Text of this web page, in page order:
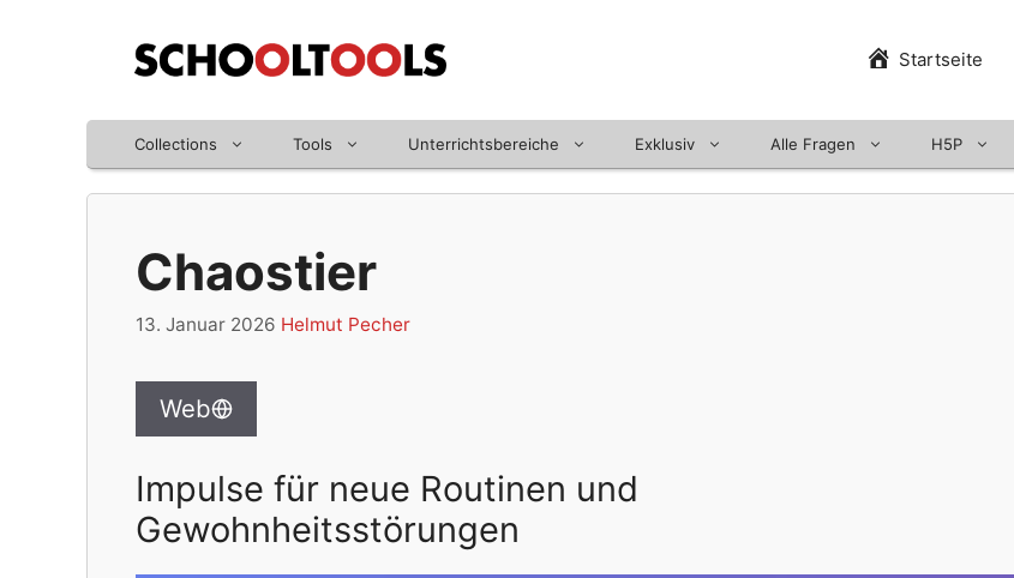
Startseite
Collections Tools Unterrichtsbereiche Exklusiv Alle Fragen H5P
Chaostier
13. Januar 2026 Helmut Pecher
Web
Impulse für neue Routinen und
Gewohnheitsstörungen